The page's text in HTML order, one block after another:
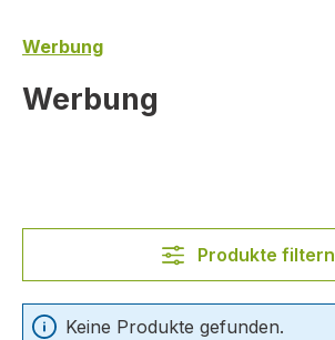
Werbung
Werbung
Produkte filtern
Keine Produkte gefunden.